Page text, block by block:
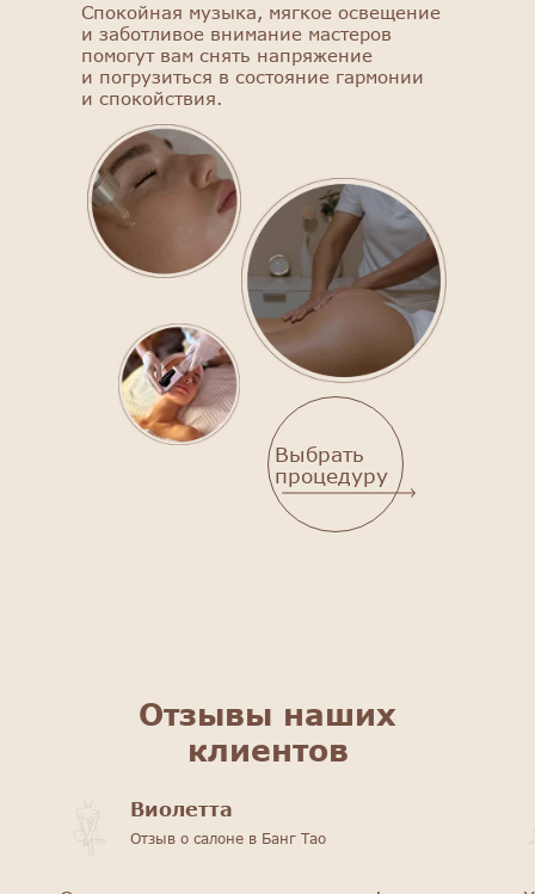
Спокойная музыка, мягкое освещение
и заботливое внимание мастеров
помогут вам снять напряжение
и погрузиться в состояние гармонии
и спокойствия.
Выбрать
процедуру
Отзывы наших
клиентов
Виолетта
Отзыв о салоне в Банг Тао